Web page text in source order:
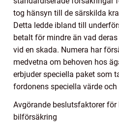
tog hänsyn till de särskilda
Detta ledde ibland till
betalt för mindre än vad
vid en skada. Numera har
medvetna om behoven hos
erbjuder speciella paket som
fordonens speciella värde och
Avgörande beslutsfaktorer
bilförsäkring